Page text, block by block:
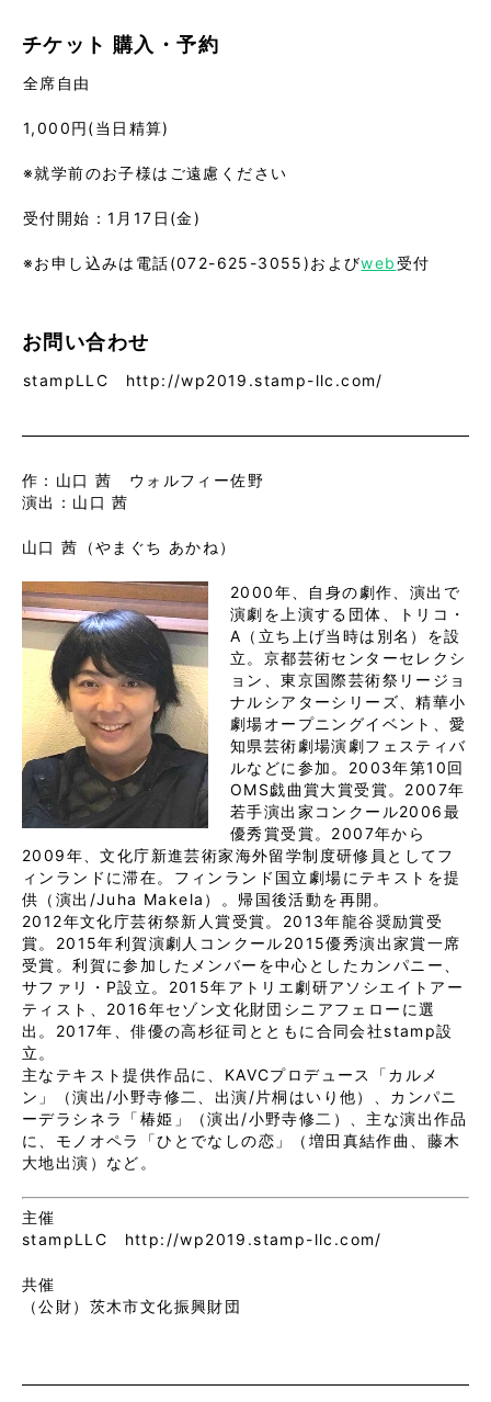
チケット 購入・予約
全席自由
1,000円(当日精算)
※就学前のお子様はご遠慮ください
受付開始：1月17日(金)
※お申し込みは電話(072-625-3055)およびweb受付
お問い合わせ
stampLLC http://wp2019.stamp-llc.com/
作：山口 茜 ウォルフィー佐野
演出：山口 茜
山口 茜（やまぐち あかね）
2000年、自身の劇作、演出で
演劇を上演する団体、トリコ・
A（立ち上げ当時は別名）を設
立。京都芸術センターセレクシ
ョン、東京国際芸術祭リージョ
ナルシアターシリーズ、精華小
劇場オープニングイベント、愛
知県芸術劇場演劇フェスティバ
ルなどに参加。2003年第10回
OMS戯曲賞大賞受賞。2007年
若手演出家コンクール2006最
優秀賞受賞。2007年から
2009年、文化庁新進芸術家海外留学制度研修員としてフ
ィンランドに滞在。フィンランド国立劇場にテキストを提
供（演出/Juha Makela）。帰国後活動を再開。
2012年文化庁芸術祭新人賞受賞。2013年龍谷奨励賞受
賞。2015年利賀演劇人コンクール2015優秀演出家賞一席
受賞。利賀に参加したメンバーを中心としたカンパニー、
サファリ・P設立。2015年アトリエ劇研アソシエイトアー
ティスト、2016年セゾン文化財団シニアフェローに選
出。2017年、俳優の高杉征司とともに合同会社stamp設
立。
主なテキスト提供作品に、KAVCプロデュース「カルメ
ン」（演出/小野寺修二、出演/片桐はいり他）、カンパニ
ーデラシネラ「椿姫」（演出/小野寺修二）、主な演出作品
に、モノオペラ「ひとでなしの恋」（増田真結作曲、藤木
大地出演）など。
主催
stampLLC http://wp2019.stamp-llc.com/
共催
（公財）茨木市文化振興財団